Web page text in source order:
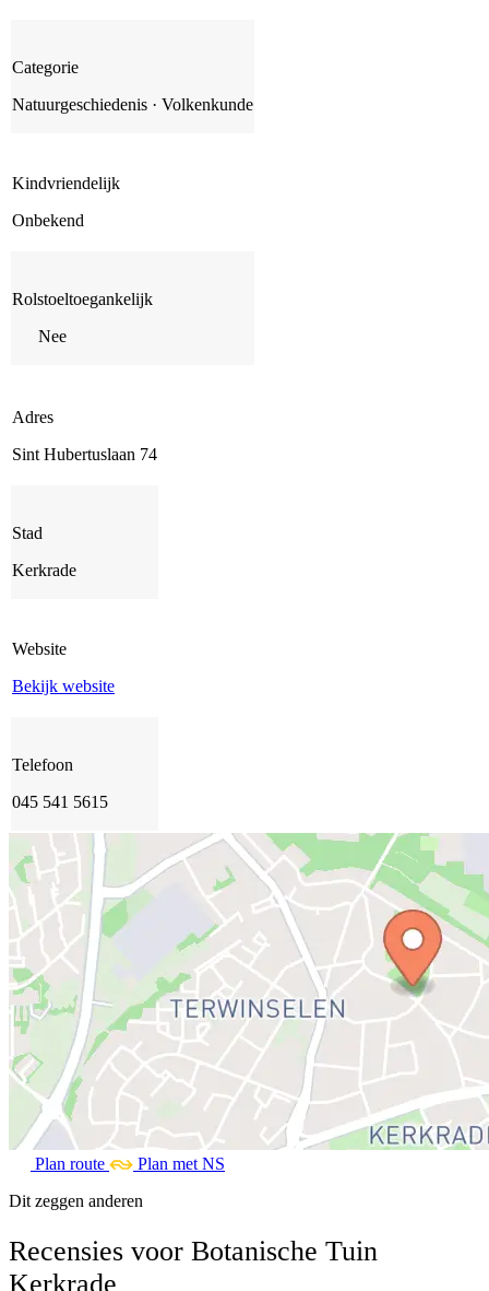
Categorie
Natuurgeschiedenis · Volkenkunde
Kindvriendelijk
Onbekend
Rolstoeltoegankelijk
Nee
Adres
Sint Hubertuslaan 74
Stad
Kerkrade
Website
Bekijk website
Telefoon
045 541 5615
Plan route
Plan met NS
Dit zeggen anderen
Recensies voor Botanische Tuin
Kerkrade